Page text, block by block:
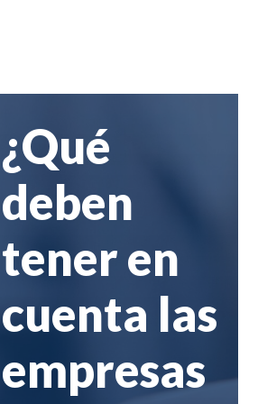
¿Qué
deben
tener en
cuenta las
empresas